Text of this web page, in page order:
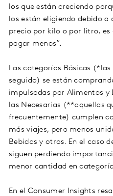
los que están creciendo
los están eligiendo debido a
precio por kilo o por litro, es
pagar menos”.
Las categorías Básicas
seguido) se están
impulsadas por Alimentos y
las Necesarias (**aquellas
frecuentemente) cumplen
más viajes, pero menos
Bebidas y otros. En el caso
siguen perdiendo
menor cantidad en
En el Consumer Insights